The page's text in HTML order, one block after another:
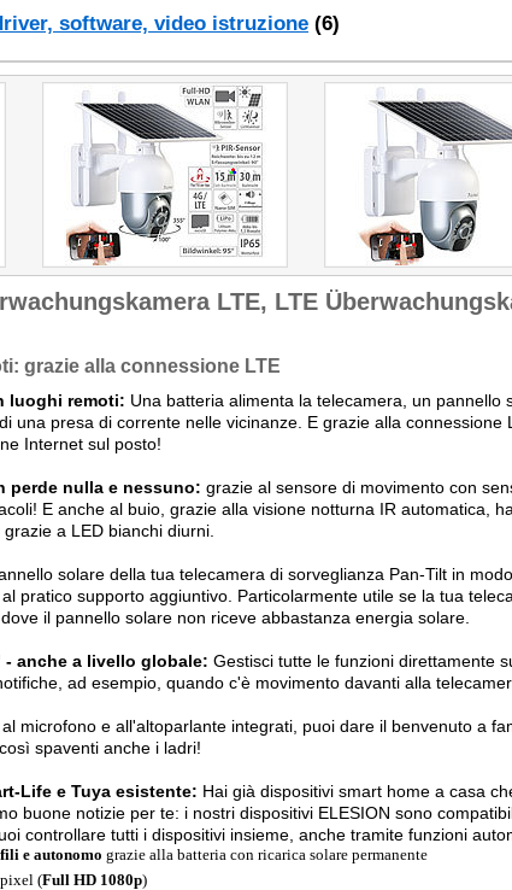
software, video istruzione (6)
LTE, LTE
grazie alla connessione LTE
luoghi remoti: Una batteria alimenta la telecamera, un pannello
una presa di corrente nelle vicinanze. E grazie alla connessione
Internet sul posto!
perde nulla e nessuno: grazie al sensore di movimento con
E anche al buio, grazie alla visione notturna IR automatica,
a LED bianchi diurni.
solare della tua telecamera di sorveglianza Pan-Tilt in modo
pratico supporto aggiuntivo. Particolarmente utile se la tua
il pannello solare non riceve abbastanza energia solare.
- anche a livello globale: Gestisci tutte le funzioni direttamente
ad esempio, quando c'è movimento davanti alla
microfono e all'altoparlante integrati, puoi dare il benvenuto a
spaventi anche i ladri!
Life e Tuya esistente: Hai già dispositivi smart home a casa
buone notizie per te: i nostri dispositivi ELESION sono
controllare tutti i dispositivi insieme, anche tramite funzioni
e autonomo grazie alla batteria con ricarica solare permanente
(Full HD 1080p)